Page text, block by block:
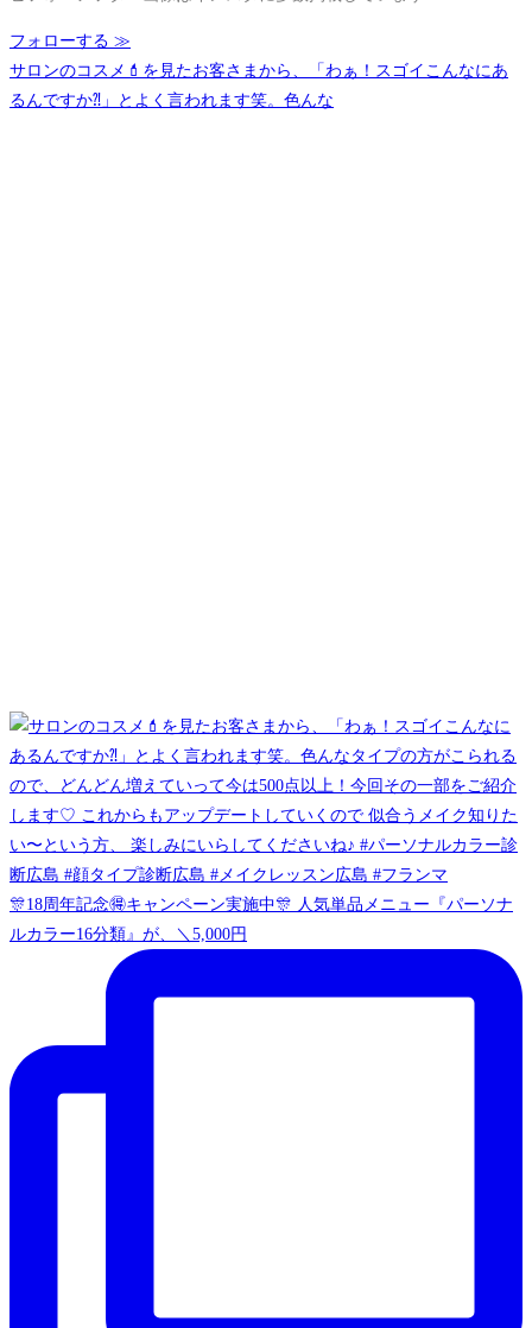
フォローする ≫
サロンのコスメ💄を見たお客さまから、「わぁ！スゴイこんなにあ
るんですか⁈」とよく言われます笑。色んな
🎊18周年記念🉐キャンペーン実施中🎊 人気単品メニュー『パーソナ
ルカラー16分類』が、＼5,000円